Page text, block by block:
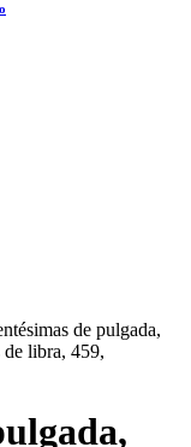
de pulgada,
de libra, 459,